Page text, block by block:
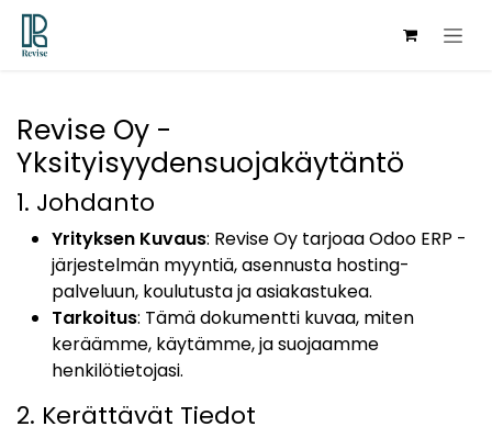
Hoppa till innehåll
Revise Oy -
Yksityisyydensuojakäytäntö
1. Johdanto
Yrityksen Kuvaus: Revise Oy tarjoaa Odoo ERP -
järjestelmän myyntiä, asennusta hosting-
palveluun, koulutusta ja asiakastukea.
Tarkoitus: Tämä dokumentti kuvaa, miten
keräämme, käytämme, ja suojaamme
henkilötietojasi.
2. Kerättävät Tiedot